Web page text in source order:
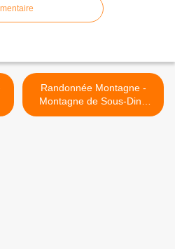
Randonnée Montagne -
Montagne de Sous-Dine
(Bornes) >